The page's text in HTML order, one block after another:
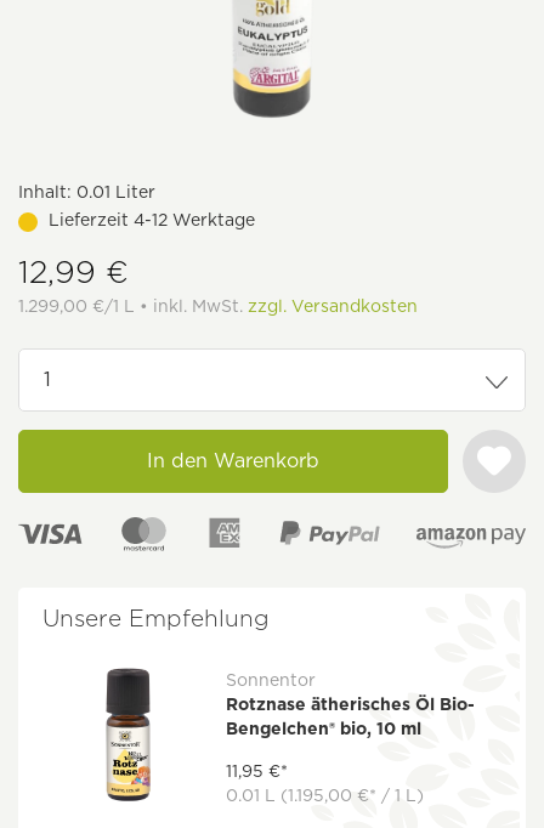
Inhalt: 0.01 Liter
Lieferzeit 4-12 Werktage
12,99 €
1.299,00 €/1 L • inkl. MwSt. zzgl. Versandkosten
In den Warenkorb
Unsere Empfehlung
Sonnentor
Rotznase ätherisches Öl Bio-
Bengelchen® bio, 10 ml
11,95 €*
0.01 L (1.195,00 €* / 1 L)